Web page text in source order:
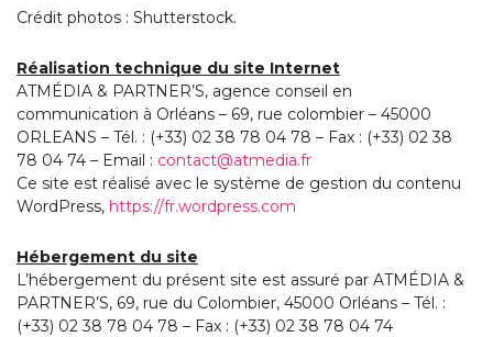
Crédit photos : Shutterstock.
Réalisation technique du site Internet
ATMÉDIA & PARTNER’S, agence conseil en
communication à Orléans – 69, rue colombier – 45000
ORLEANS – Tél. : (+33) 02 38 78 04 78 – Fax : (+33) 02 38
78 04 74 – Email : contact@atmedia.fr
Ce site est réalisé avec le système de gestion du contenu
WordPress, https://fr.wordpress.com
Hébergement du site
L’hébergement du présent site est assuré par ATMÉDIA &
PARTNER’S, 69, rue du Colombier, 45000 Orléans – Tél. :
(+33) 02 38 78 04 78 – Fax : (+33) 02 38 78 04 74